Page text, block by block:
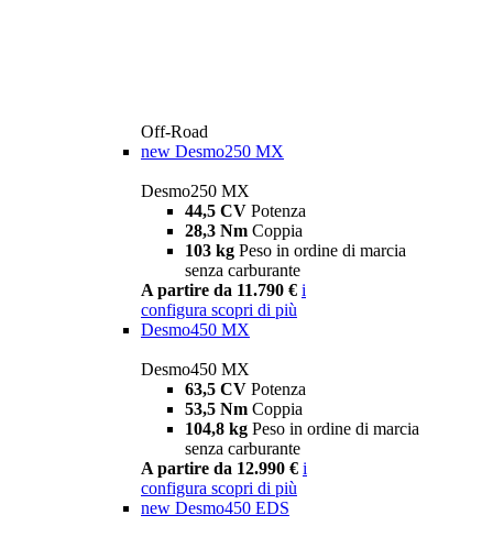
Off-Road
new Desmo250 MX
Desmo250 MX
44,5 CV Potenza
28,3 Nm Coppia
103 kg Peso in ordine di marcia
senza carburante
A partire da 11.790 € i
configura scopri di più
Desmo450 MX
Desmo450 MX
63,5 CV Potenza
53,5 Nm Coppia
104,8 kg Peso in ordine di marcia
senza carburante
A partire da 12.990 € i
configura scopri di più
new Desmo450 EDS